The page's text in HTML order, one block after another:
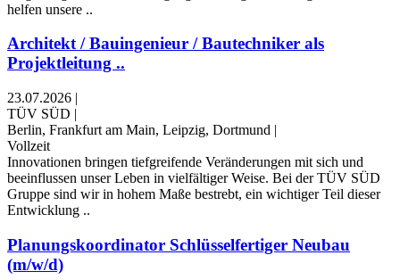
helfen unsere ..
Architekt / Bauingenieur / Bautechniker als
Projektleitung ..
23.07.2026 |
TÜV SÜD |
Berlin, Frankfurt am Main, Leipzig, Dortmund |
Vollzeit
Innovationen bringen tiefgreifende Veränderungen mit sich und
beeinflussen unser Leben in vielfältiger Weise. Bei der TÜV SÜD
Gruppe sind wir in hohem Maße bestrebt, ein wichtiger Teil dieser
Entwicklung ..
Planungskoordinator Schlüsselfertiger Neubau
(m/w/d)